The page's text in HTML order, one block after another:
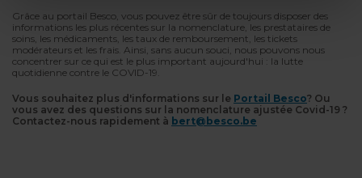
Grâce au portail Besco, vous pouvez être sûr de toujours disposer des
informations les plus récentes sur la nomenclature, les prestataires de
soins, les médicaments, les taux de remboursement, les tickets
modérateurs et les frais. Ainsi, sans aucun souci, nous pouvons nous
concentrer sur ce qui est le plus important aujourd'hui : la lutte
quotidienne contre le COVID-19.
Vous souhaitez plus d'informations sur le Portail Besco? Ou
vous avez des questions sur la nomenclature ajustée Covid-19 ?
Contactez-nous rapidement à bert@besco.be